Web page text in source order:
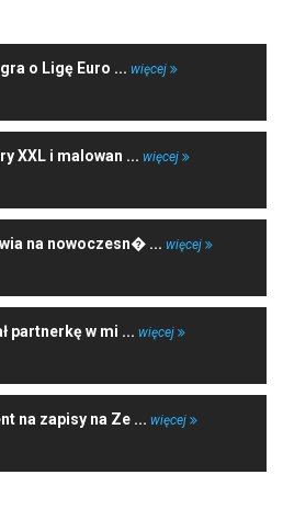
o Ligę Euro ... więcej
XXL i malowan ... więcej
na nowoczesn� ... więcej
partnerkę w mi ... więcej
na zapisy na Ze ... więcej